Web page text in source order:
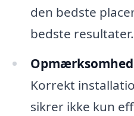
den bedste
bedste resultater.
Korrekt
sikrer ikke kun